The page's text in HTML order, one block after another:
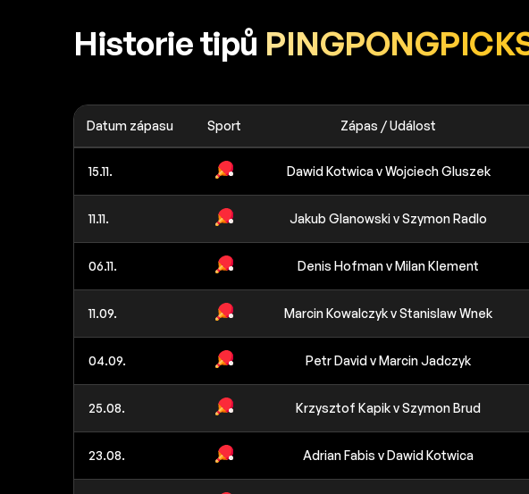
Historie tipů
Datum zápasu Sport Zápas / Událost
15.11. Dawid Kotwica v Wojciech Gluszek
11.11. Jakub Glanowski v Szymon Radlo
06.11. Denis Hofman v Milan Klement
11.09. Marcin Kowalczyk v Stanislaw Wnek
04.09. Petr David v Marcin Jadczyk
25.08. Krzysztof Kapik v Szymon Brud
23.08. Adrian Fabis v Dawid Kotwica